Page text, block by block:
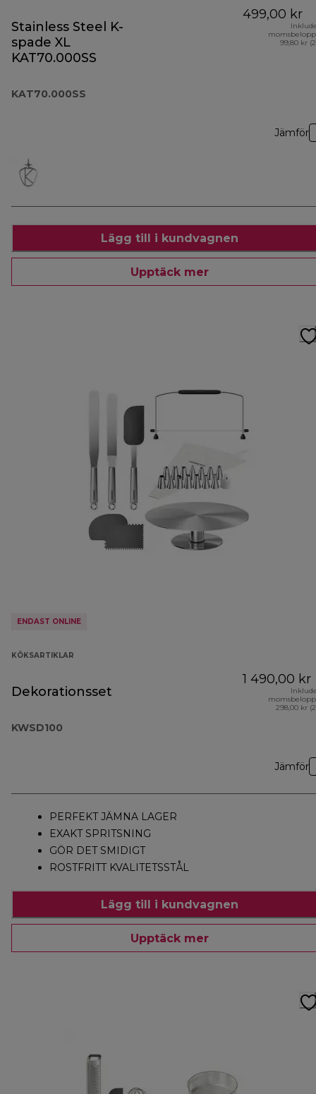
Stainless Steel K-
spade XL
KAT70.000SS
KAT70.000SS
499,00 kr
99,80 kr
Jämför
Lägg till i kundvagnen
Upptäck mer
ENDAST ONLINE
KÖKSARTIKLAR
Dekorationsset
KWSD100
1 490,00 kr
298,00 kr
Jämför
PERFEKT JÄMNA LAGER
EXAKT SPRITSNING
GÖR DET SMIDIGT
ROSTFRITT KVALITETSSTÅL
Lägg till i kundvagnen
Upptäck mer